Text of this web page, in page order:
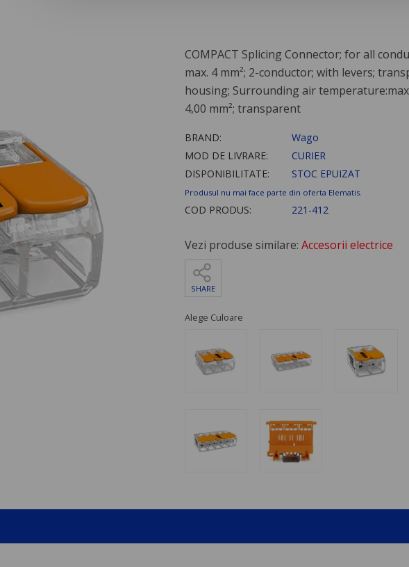
COMPACT Splicing Connector; for all
max. 4 mm²; 2-conductor; with levers;
housing; Surrounding air temperature:max
4,00 mm²; transparent
BRAND:
Wago
MOD DE LIVRARE:
CURIER
DISPONIBILITATE:
STOC EPUIZAT
Produsul nu mai face parte din oferta Elematis.
COD PRODUS: 221-412
Vezi produse similare: Accesorii electrice
SHARE
Alege Culoare